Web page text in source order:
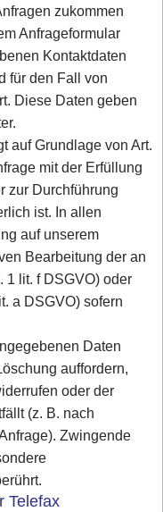
zukommen
Anfrageformular
Kontaktdaten
für den Fall von
Diese Daten geben
auf Grundlage von Art.
mit der Erfüllung
zur Durchführung
ist. In allen
auf unserem
Bearbeitung der an
1 lit. f DSGVO) oder
a DSGVO) sofern
Daten
auffordern,
oder der
(z. B. nach
Zwingende
Telefax